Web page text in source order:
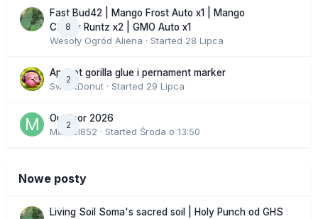
8
Fast Bud42 | Mango Frost Auto x1 | Mango
Cherry Runtz x2 | GMO Auto x1
Wesoły Ogród Aliena · Started 28 Lipca
2
Apricot gorilla glue i pernament marker
SweetDonut · Started 29 Lipca
2
Outdoor 2026
Marcel852 · Started Środa o 13:50
Nowe posty
Living Soil Soma's sacred soil | Holy Punch od GHS